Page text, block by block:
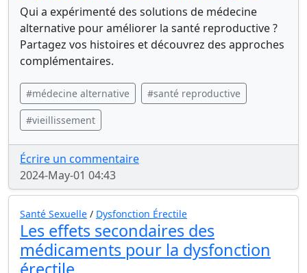
Qui a expérimenté des solutions de médecine
alternative pour améliorer la santé reproductive ?
Partagez vos histoires et découvrez des approches
complémentaires.
#médecine alternative #santé reproductive
#vieillissement
Écrire un commentaire
2024-May-01 04:43
Santé Sexuelle / Dysfonction Érectile
Les effets secondaires des
médicaments pour la dysfonction